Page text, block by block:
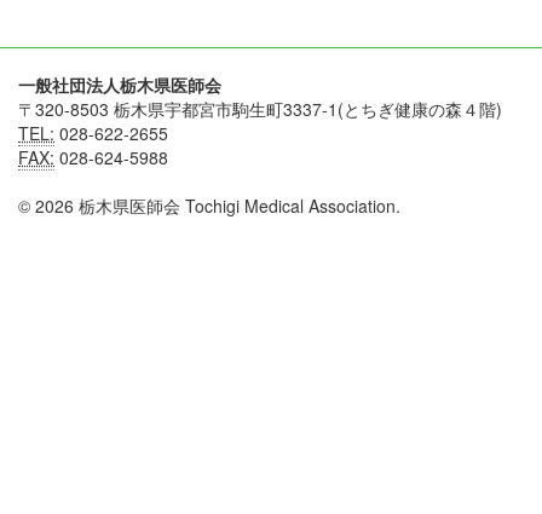
一般社団法人栃木県医師会
〒320-8503 栃木県宇都宮市駒生町3337-1(とちぎ健康の森４階)
TEL: 028-622-2655
FAX: 028-624-5988
© 2026 栃木県医師会 Tochigi Medical Association.